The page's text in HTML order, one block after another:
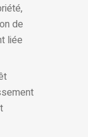
de
liée